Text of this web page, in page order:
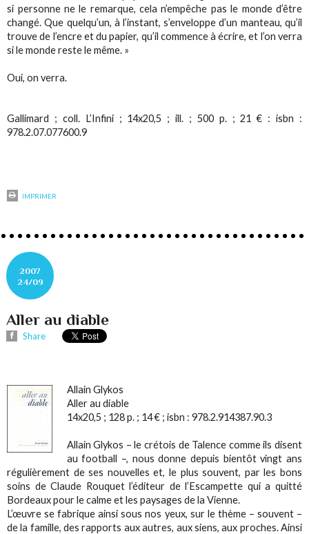
si personne ne le remarque, cela n’empêche pas le monde d’être
changé. Que quelqu’un, à l’instant, s’enveloppe d’un manteau, qu’il
trouve de l’encre et du papier, qu’il commence à écrire, et l’on verra
si le monde reste le même. »
Oui, on verra.
Gallimard ; coll. L’Infini ; 14x20,5 ; ill. ; 500 p. ; 21 € : isbn :
978.2.07.077600.9
IMPRIMER
2007
24/09
Aller au diable
Share
Allain Glykos
Aller au diable
14x20,5 ; 128 p. ; 14 € ; isbn : 978.2.914387.90.3
Allain Glykos – le crétois de Talence comme ils disent
au football –, nous donne depuis bientôt vingt ans
régulièrement de ses nouvelles et, le plus souvent, par les bons
soins de Claude Rouquet l’éditeur de l’Escampette qui a quitté
Bordeaux pour le calme et les paysages de la Vienne.
L’œuvre se fabrique ainsi sous nos yeux, sur le thème – souvent –
de la famille, des rapports aux autres, aux siens, aux proches. Ainsi